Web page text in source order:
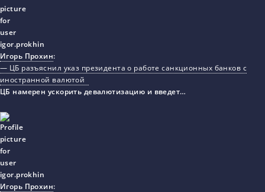
Игорь Прохин:
— ЦБ разъяснил указ президента о работе санкционных банков с
иностранной валютой
ЦБ намерен ускорить девалютизацию и введет…
Игорь Прохин: